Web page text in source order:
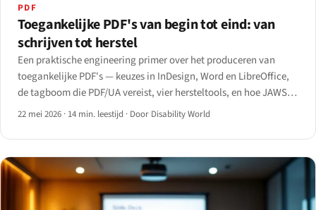
PDF
Toegankelijke PDF's van begin tot eind: van
schrijven tot herstel
Een praktische engineering primer over het produceren van
toegankelijke PDF's — keuzes in InDesign, Word en LibreOffice,
de tagboom die PDF/UA vereist, vier hersteltools, en hoe JAWS,
NVDA, VoiceOver en ChromeVox elk een getagde PDF anders
22 mei 2026 · 14 min. leestijd · Door Disability World